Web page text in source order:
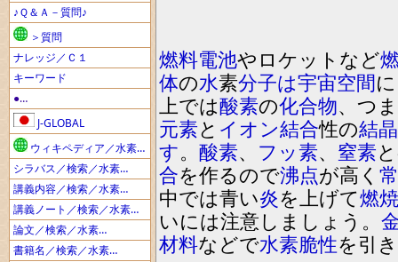
♪Ｑ＆Ａ－質問♪
＞質問
ナレッジ／Ｃ１
キーワード
●…
J-GLOBAL
ウィキペディア／水素…
シラバス／検索／水素…
講義内容／検索／水素…
講義ノート／検索／水素…
論文／検索／水素…
書籍名／検索／水素…
燃料電池や ロケッ ト など
体の水素分子は宇宙空間
上では酸素の化合物、 つ
元素と イオン結合性の結晶
す。 酸素、 フッ素、 窒素と
合を作るので沸点が高く
中では青い炎を上げて燃焼
いには注意しましょう 。
材料などで水素脆性を引